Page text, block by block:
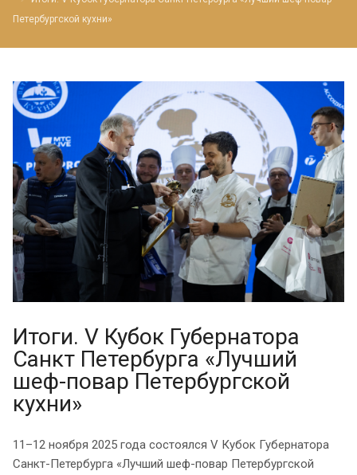
Петербургской кухни»
Итоги. V Кубок Губернатора
Санкт Петербурга «Лучший
шеф-повар Петербургской
кухни»
11–12 ноября 2025 года состоялся V Кубок Губернатора
Санкт-Петербурга «Лучший шеф-повар Петербургской